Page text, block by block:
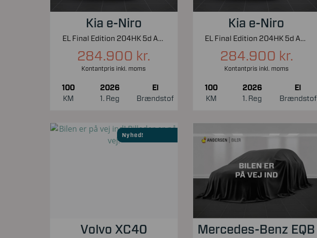
Kia e-Niro
EL Final Edition 204HK 5d Aut.
284.900 kr.
Kontantpris inkl. moms
100
KM
2026
1. Reg
El
Brændstof
Kia e-Niro
EL Final Edition 204HK 5d Aut.
284.900 kr.
Kontantpris inkl. moms
100
KM
2026
1. Reg
El
Brændstof
Nyhed!
Volvo XC40
Mercedes-Benz EQB